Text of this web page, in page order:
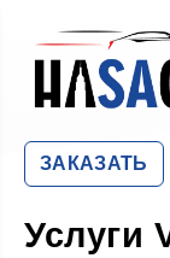
ЗАКАЗАТЬ
Услуги